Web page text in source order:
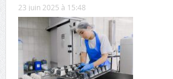
23 juin 2025 à 15:48